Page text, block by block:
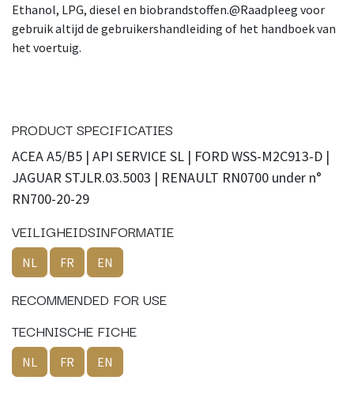
Ethanol, LPG, diesel en biobrandstoffen.@Raadpleeg voor
gebruik altijd de gebruikershandleiding of het handboek van
het voertuig.
PRODUCT SPECIFICATIES
ACEA A5/B5 | API SERVICE SL | FORD WSS-M2C913-D |
JAGUAR STJLR.03.5003 | RENAULT RN0700 under n°
RN700-20-29
VEILIGHEIDSINFORMATIE
NL FR EN
RECOMMENDED FOR USE
TECHNISCHE FICHE
NL FR EN